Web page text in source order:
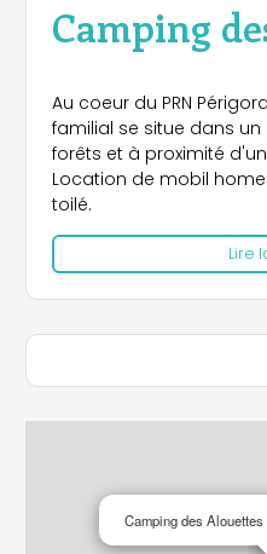
Camping
Au coeur du PRN
familial se situe dans
forêts et à proximité
Location de mobil
toilé.
Lire
Camping des Alouettes